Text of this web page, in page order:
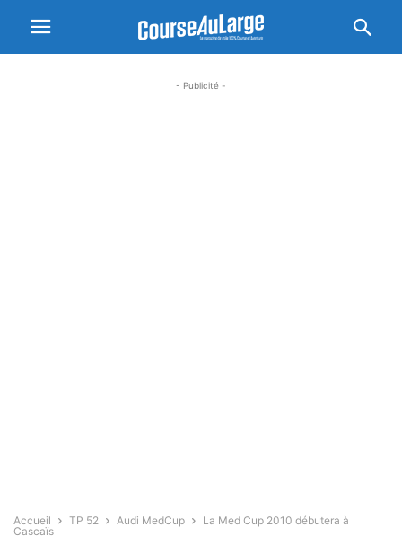
- Publicité -
Accueil TP 52 Audi MedCup
La Med Cup 2010 débutera à
Cascaïs